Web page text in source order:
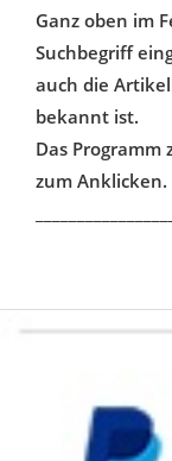
Ganz oben im
Suchbegriff
auch die
bekannt ist.
Das
zum Anklicken.